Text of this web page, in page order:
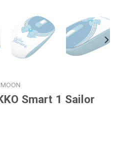
Smart 1 Sailor